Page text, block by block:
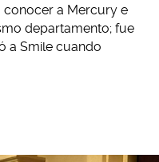
conocer a Mercury e
departamento; fue
a Smile cuando